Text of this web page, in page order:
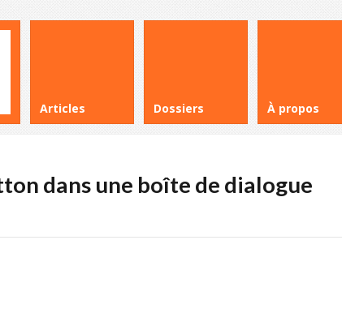
Articles Dossiers À propos
dans une boîte de dialogue